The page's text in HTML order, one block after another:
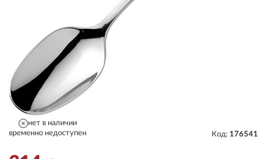
нет в наличии
временно недоступен
Код: 176541